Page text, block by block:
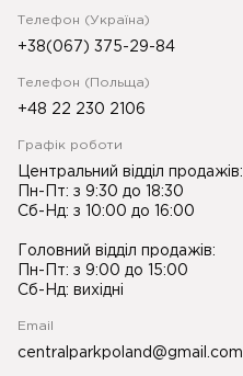
Телефон (Україна)
+38(067) 375-29-84
Телефон (Польща)
+48 22 230 2106
Графік роботи
Центральний відділ продажів:
Пн-Пт: з 9:30 до 18:30
Сб-Нд: з 10:00 до 16:00
Головний відділ продажів:
Пн-Пт: з 9:00 до 15:00
Сб-Нд: вихідні
Email
centralparkpoland@gmail.com